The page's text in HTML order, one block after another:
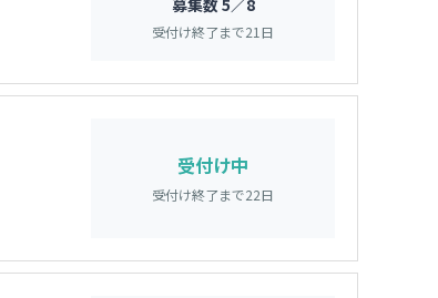
募集数 5／8
受付け終了まで21 日
受付け中
受付け終了まで22日